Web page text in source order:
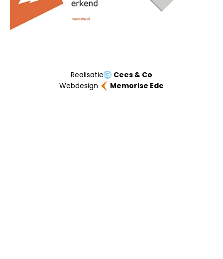
Realisatie
Cees & Co
Webdesign
Memorise Ede